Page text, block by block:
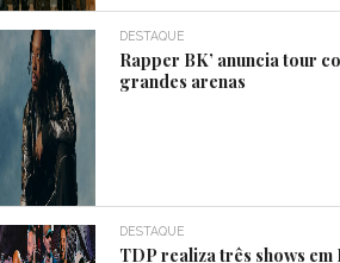
DESTAQUE
Rapper BK’ anuncia tour
grandes arenas
DESTAQUE
TDP realiza três shows